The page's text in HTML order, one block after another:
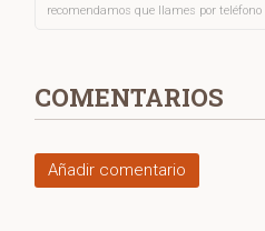
recomendamos que llames por
COMENTARIOS
Añadir comentario